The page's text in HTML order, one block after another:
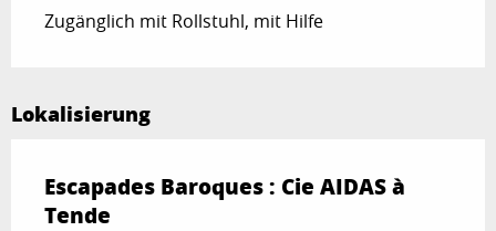
Zugänglich mit Rollstuhl, mit Hilfe
Lokalisierung
Escapades Baroques : Cie AIDAS à
Tende